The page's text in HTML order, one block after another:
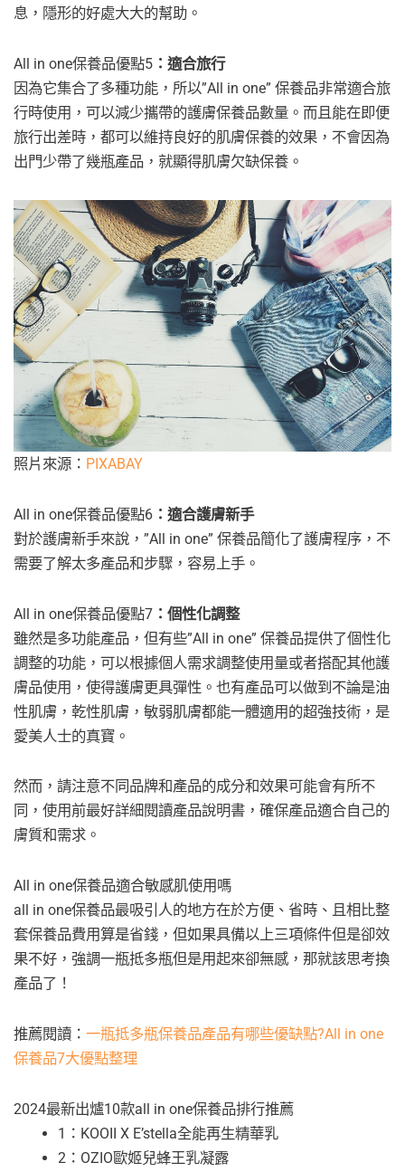
息，隱形的好處大大的幫助。
All in one保養品優點5 ：適合旅行
因為它集合了多種功能，所以”All in one” 保養品非常適合旅
行時使用，可以減少攜帶的護膚保養品數量。而且能在即便
旅行出差時，都可以維持良好的肌膚保養的效果，不會因為
出門少帶了幾瓶產品，就顯得肌膚欠缺保養。
照片來源： PIXABAY
All in one保養品優點6 ：適合護膚新手
對於護膚新手來說，”All in one” 保養品簡化了護膚程序，不
需要了解太多產品和步驟，容易上手。
All in one保養品優點7 ：個性化調整
雖然是多功能產品，但有些”All in one” 保養品提供了個性化
調整的功能，可以根據個人需求調整使用量或者搭配其他護
膚品使用，使得護膚更具彈性。也有產品可以做到不論是油
性肌膚，乾性肌膚，敏弱肌膚都能一體適用的超強技術，是
愛美人士的真寶。
然而，請注意不同品牌和產品的成分和效果可能會有所不
同，使用前最好詳細閱讀產品說明書，確保產品適合自己的
膚質和需求。
All in one保養品適合敏感肌使用嗎
all in one保養品最吸引人的地方在於方便、省時、且相比整
套保養品費用算是省錢，但如果具備以上三項條件但是卻效
果不好，強調一瓶抵多瓶但是用起來卻無感，那就該思考換
產品了！
推薦閱讀： 一瓶抵多瓶保養品產品有哪些優缺點?All in one
保養品7大優點整理
2024最新出爐10款all in one保養品排行推薦
1：KOOII X E’stella全能再生精華乳
2：OZIO歐姬兒蜂王乳凝露